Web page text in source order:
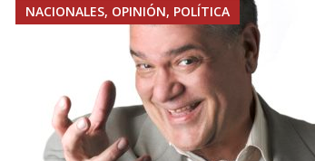
NACIONALES, OPINIÓN, POLÍTICA